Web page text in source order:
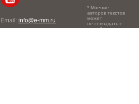
Email: info@e-mm.ru
* Мнение
авторов текстов
может
не совпадать с
точкой зрения